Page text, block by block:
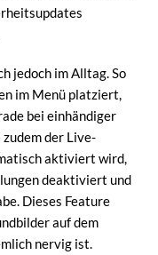
jedoch im Alltag. So
im Menü platziert,
bei einhändiger
der Live-
aktiviert wird,
deaktiviert und
Dieses Feature
auf dem
nervig ist.